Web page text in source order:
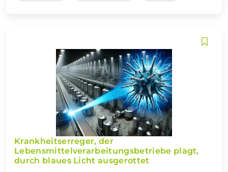
Krankheitserreger, der
Lebensmittelverarbeitungsbetriebe plagt,
durch blaues Licht ausgerottet